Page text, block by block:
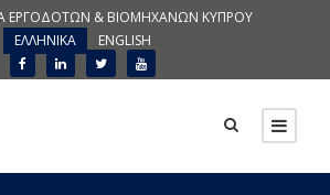
ΕΡΓΟΔΟΤΩΝ & ΒΙΟΜΗΧΑΝΩΝ ΚΥΠΡΟΥ
ΕΛΛΗΝΙΚΑ
ENGLISH